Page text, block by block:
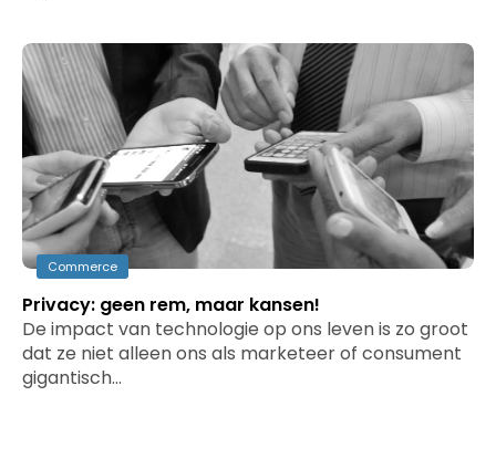
Commerce
Privacy: geen rem, maar kansen!
De impact van technologie op ons leven is zo groot
dat ze niet alleen ons als marketeer of consument
gigantisch…